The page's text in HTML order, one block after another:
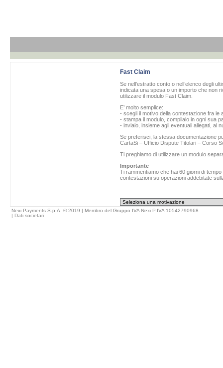
Fast Claim
Se nell'estratto conto o nell’elenco degli
indicata una spesa o un importo che non
utilizzare il modulo Fast Claim.
E’ molto semplice:
- scegli il motivo della contestazione fra le
- stampa il modulo, compilalo in ogni sua
- invialo, insieme agli eventuali allegati, al
Se preferisci, la stessa documentazione
CartaSi – Ufficio Dispute Titolari – Corso
Ti preghiamo di utilizzare un modulo
Importante
Ti rammentiamo che hai 60 giorni di
contestazioni su operazioni addebitate
Nexi Payments S.p.A. © 2019 | Membro del Gruppo IVA Nexi P.IVA 10542790968
| Dati societari